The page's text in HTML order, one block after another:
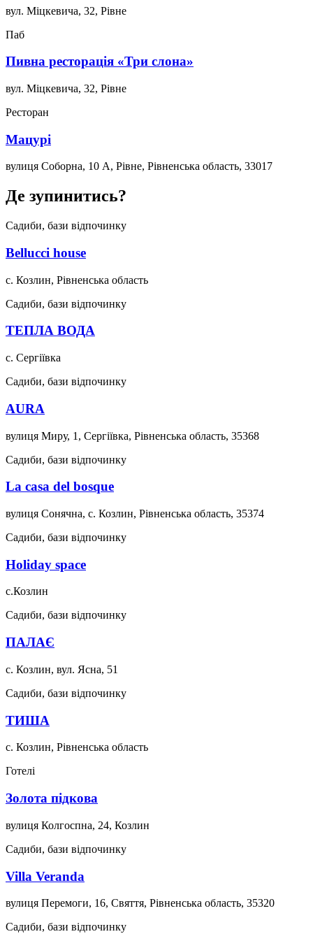
вул. Міцкевича, 32, Рівне
Паб
Пивна ресторація «Три слона»
вул. Міцкевича, 32, Рівне
Ресторан
Мацурі
вулиця Соборна, 10 А, Рівне, Рівненська область, 33017
Де зупинитись?
Садиби, бази відпочинку
Bellucci house
с. Козлин, Рівненська область
Садиби, бази відпочинку
ТЕПЛА ВОДА
с. Сергіївка
Садиби, бази відпочинку
AURA
вулиця Миру, 1, Сергіївка, Рівненська область, 35368
Садиби, бази відпочинку
La casa del bosque
вулиця Сонячна, с. Козлин, Рівненська область, 35374
Садиби, бази відпочинку
Holiday space
с.Козлин
Садиби, бази відпочинку
ПАЛАЄ
с. Козлин, вул. Ясна, 51
Садиби, бази відпочинку
ТИША
с. Козлин, Рівненська область
Готелі
Золота підкова
вулиця Колгоспна, 24, Козлин
Садиби, бази відпочинку
Villa Veranda
вулиця Перемоги, 16, Свяття, Рівненська область, 35320
Садиби, бази відпочинку